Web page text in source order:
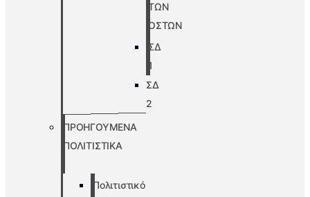
ΤΩΝ
ΟΣΤΩΝ
ΣΔ
1
ΣΔ
2
ΠΡΟΗΓΟΥΜΕΝΑ
ΠΟΛΙΤΙΣΤΙΚΑ
Πολιτιστικό